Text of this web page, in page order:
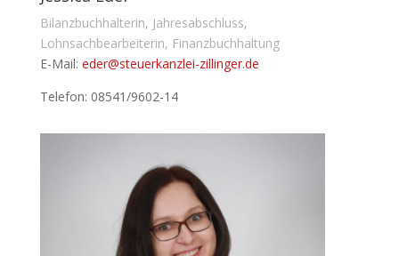
Bilanzbuchhalterin, Jahresabschluss,
Lohnsachbearbeiterin, Finanzbuchhaltung
E-Mail: eder@steuerkanzlei-zillinger.de
Telefon: 08541/9602-14